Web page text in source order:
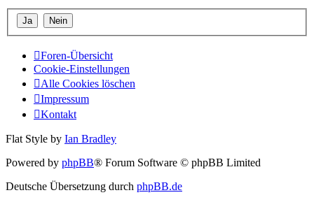
Foren-Übersicht
Cookie-Einstellungen
Alle Cookies löschen
Impressum
Kontakt
Flat Style by Ian Bradley
Powered by phpBB® Forum Software © phpBB Limited
Deutsche Übersetzung durch phpBB.de